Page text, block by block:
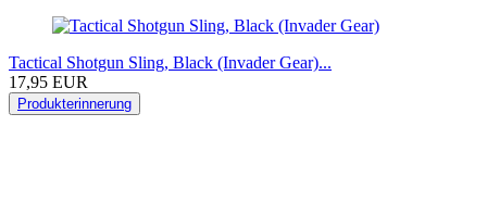
Tactical Shotgun Sling, Black (Invader Gear)...
17,95 EUR
Produkterinnerung